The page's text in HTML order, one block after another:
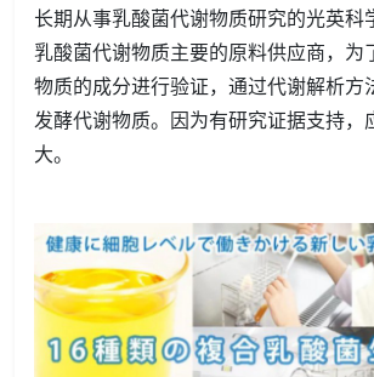
长期从事乳酸菌代谢物质研究的光英科
乳酸菌代谢物质主要的原料供应商，为
物质的成分进行验证，通过代谢解析方
发酵代谢物质。因为有研究证据支持，
大。